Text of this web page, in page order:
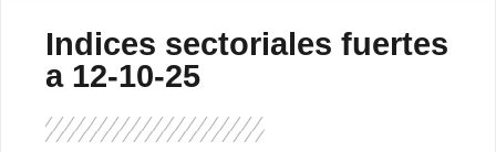
Indices sectoriales fuertes
a 12-10-25